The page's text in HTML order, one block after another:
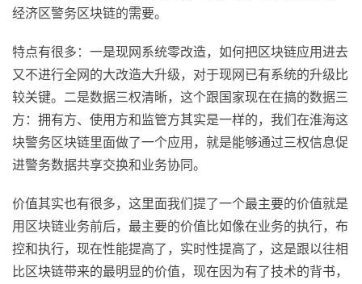
经济区警务区块链的需要。
特点有很多：一是现网系统零改造，如何把区块链应用进去
又不进行全网的大改造大升级，对于现网已有系统的升级比
较关键。二是数据三权清晰，这个跟国家现在在搞的数据三
方：拥有方、使用方和监管方其实是一样的，我们在淮海这
块警务区块链里面做了一个应用，就是能够通过三权信息促
进警务数据共享交换和业务协同。
价值其实也有很多，这里面我们提了一个最主要的价值就是
用区块链业务前后，最主要的价值比如像在业务的执行，布
控和执行，现在性能提高了，实时性提高了，这是跟以往相
比区块链带来的最明显的价值，现在因为有了技术的背书，